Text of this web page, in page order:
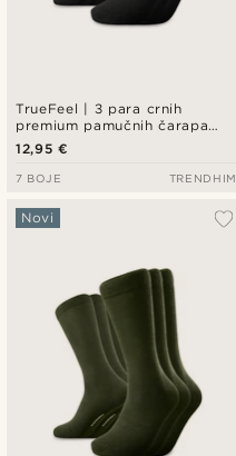
TrueFeel | 3 para crnih
premium pamučnih čarapa
iznad gležnja
12,95 €
7 BOJE TRENDHIM
Novi